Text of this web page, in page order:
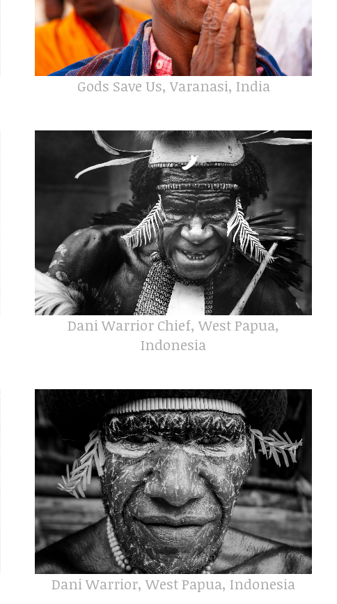
Gods Save Us, Varanasi, India
Dani Warrior Chief, West Papua,
Indonesia
Dani Warrior, West Papua, Indonesia